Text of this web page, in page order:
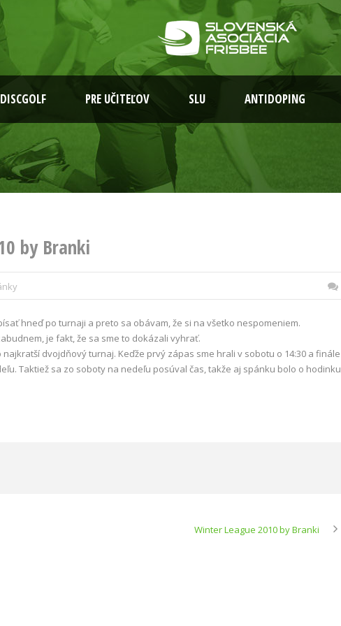
DISCGOLF PRE UČITEĽOV SLU ANTIDOPING
by Branki
hneď po turnaji a preto sa obávam, že si na všetko nespomeniem.
je fakt, že sa sme to dokázali vyhrať.
dvojdňový turnaj. Keďže prvý zápas sme hrali v sobotu o 14:30 a finále
Taktiež sa zo soboty na nedeľu posúval čas, takže aj spánku bolo o hodinku
Winter League 2010 by Branki